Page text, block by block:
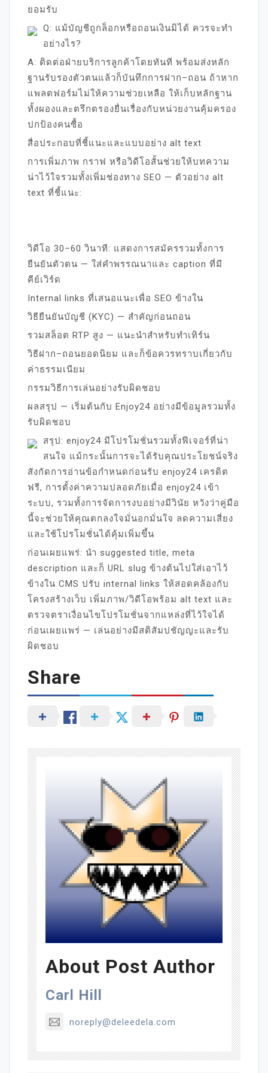
ยอมรับ
Q: แม้บัญชีถูกล็อกหรือถอนเงินมิได้ ควรจะทำ
อย่างไร?
A: ติดต่อฝ่ายบริการลูกค้าโดยทันที พร้อมส่งหลัก
ฐานรับรองตัวตนแล้วก็บันทึกการฝาก–ถอน ถ้าหาก
แพลตฟอร์มไม่ให้ความช่วยเหลือ ให้เก็บหลักฐาน
ทั้งผองและตรึกตรองยื่นเรื่องกับหน่วยงานคุ้มครอง
ปกป้องคนซื้อ
สื่อประกอบที่ชี้แนะและแบบอย่าง alt text
การเพิ่มภาพ กราฟ หรือวิดีโอสั้นช่วยให้บทความ
น่าไว้ใจรวมทั้งเพิ่มช่องทาง SEO — ตัวอย่าง alt
text ที่ชี้แนะ:
วิดีโอ 30–60 วินาที: แสดงการสมัครรวมทั้งการ
ยืนยันตัวตน — ใส่คำพรรณนาและ caption ที่มี
คีย์เวิร์ด
Internal links ที่เสนอแนะเพื่อ SEO ข้างใน
วิธียืนยันบัญชี (KYC) — สำคัญก่อนถอน
รวมสล็อต RTP สูง — แนะนำสำหรับทำเทิร์น
วิธีฝาก–ถอนยอดนิยม และก็ข้อควรทราบเกี่ยวกับ
ค่าธรรมเนียม
กรรมวิธีการเล่นอย่างรับผิดชอบ
ผลสรุป — เริ่มต้นกับ Enjoy24 อย่างมีข้อมูลรวมทั้ง
รับผิดชอบ
สรุป: enjoy24 มีโปรโมชั่นรวมทั้งฟีเจอร์ที่น่า
สนใจ แม้กระนั้นการจะได้รับคุณประโยชน์จริง
สังกัดการอ่านข้อกำหนดก่อนรับ enjoy24 เครดิต
ฟรี, การตั้งค่าความปลอดภัยเมื่อ enjoy24 เข้า
ระบบ, รวมทั้งการจัดการงบอย่างมีวินัย หวังว่าคู่มือ
นี้จะช่วยให้คุณตกลงใจมั่นอกมั่นใจ ลดความเสี่ยง
และใช้โปรโมชั่นได้คุ้มเพิ่มขึ้น
ก่อนเผยแพร่: นำ suggested title, meta
description และก็ URL slug ข้างต้นไปใส่เอาไว้
ข้างใน CMS ปรับ internal links ให้สอดคล้องกับ
โครงสร้างเว็บ เพิ่มภาพ/วิดีโอพร้อม alt text และ
ตรวจตราเงื่อนไขโปรโมชั่นจากแหล่งที่ไว้ใจได้
ก่อนเผยแพร่ — เล่นอย่างมีสติสัมปชัญญะและรับ
ผิดชอบ
Share
About Post Author
Carl Hill
noreply@deleedela.com